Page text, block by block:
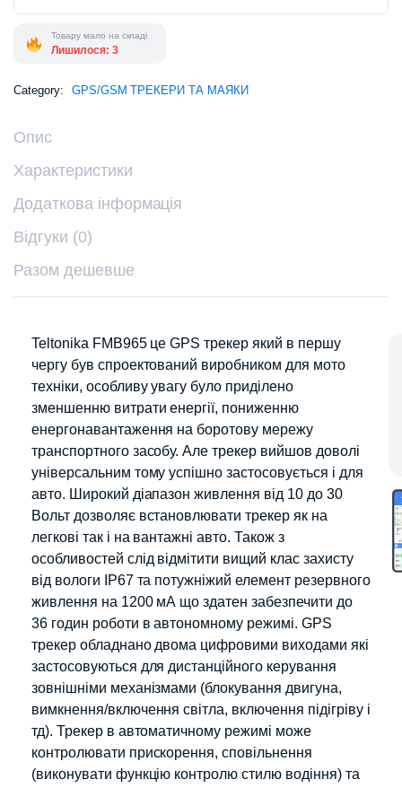
Товару мало на складі
Лишилося: 3
Category: GPS/GSM ТРЕКЕРИ ТА МАЯКИ
Опис
Характеристики
Додаткова інформація
Відгуки (0)
Разом дешевше
Teltonika FMB965 це GPS трекер який в першу
чергу був спроектований виробником для мото
техніки, особливу увагу було приділено
зменшенню витрати енергії, пониженню
енергонавантаження на боротову мережу
транспортного засобу. Але трекер вийшов доволі
універсальним тому успішно застосовується і для
авто. Широкий діапазон живлення від 10 до 30
Вольт дозволяє встановлювати трекер як на
легкові так і на вантажні авто. Також з
особливостей слід відмітити вищий клас захисту
від вологи IP67 та потужніжий елемент резервного
живлення на 1200 мА що здатен забезпечити до
36 годин роботи в автономному режимі. GPS
трекер обладнано двома цифровими виходами які
застосовуються для дистанційного керування
зовнішніми механізмами (блокування двигуна,
вимкнення/включення світла, включення підігріву і
тд). Трекер в автоматичному режимі може
контролювати прискорення, сповільнення
(виконувати функцію контролю стилю водіння) та